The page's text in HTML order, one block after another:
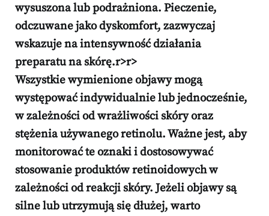
wysuszona lub podrażniona. Pieczenie,
odczuwane jako dyskomfort, zazwyczaj
wskazuje na intensywność działania
preparatu na skórę.r>r>
Wszystkie wymienione objawy mogą
występować indywidualnie lub jednocześnie,
w zależności od wrażliwości skóry oraz
stężenia używanego retinolu. Ważne jest, aby
monitorować te oznaki i dostosowywać
stosowanie produktów retinoidowych w
zależności od reakcji skóry. Jeżeli objawy są
silne lub utrzymują się dłużej, warto